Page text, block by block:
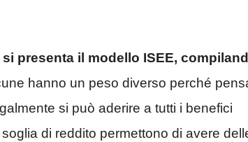
si presenta il modello ISEE,
hanno un peso diverso perché
si può aderire a tutti i benefici
di reddito permettono di avere